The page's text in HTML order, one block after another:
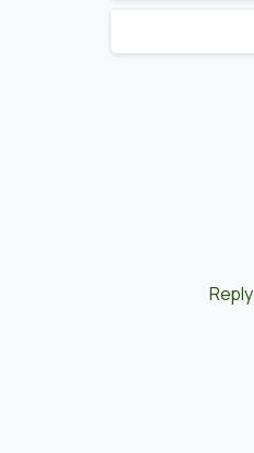
Reply